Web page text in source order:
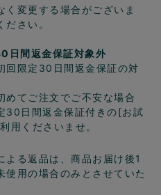
く変更する場合がございま
ださい。
日間返金保証対象外
回限定30日間返金保証の対
めてご注文でご不安な場合
30日間返金保証付きの[お試
用くださいませ。
よる返品は、商品お届け後1
使用の場合のみとさせていた